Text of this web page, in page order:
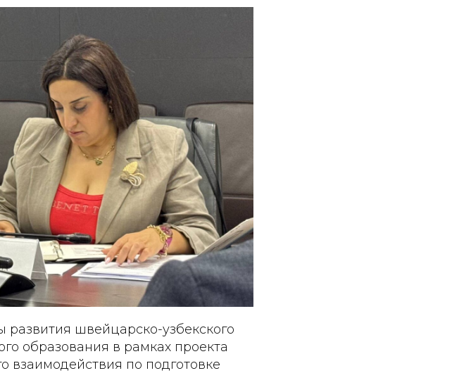
швейцарско-узбекского
образования в рамках проекта
взаимодействия по подготовке